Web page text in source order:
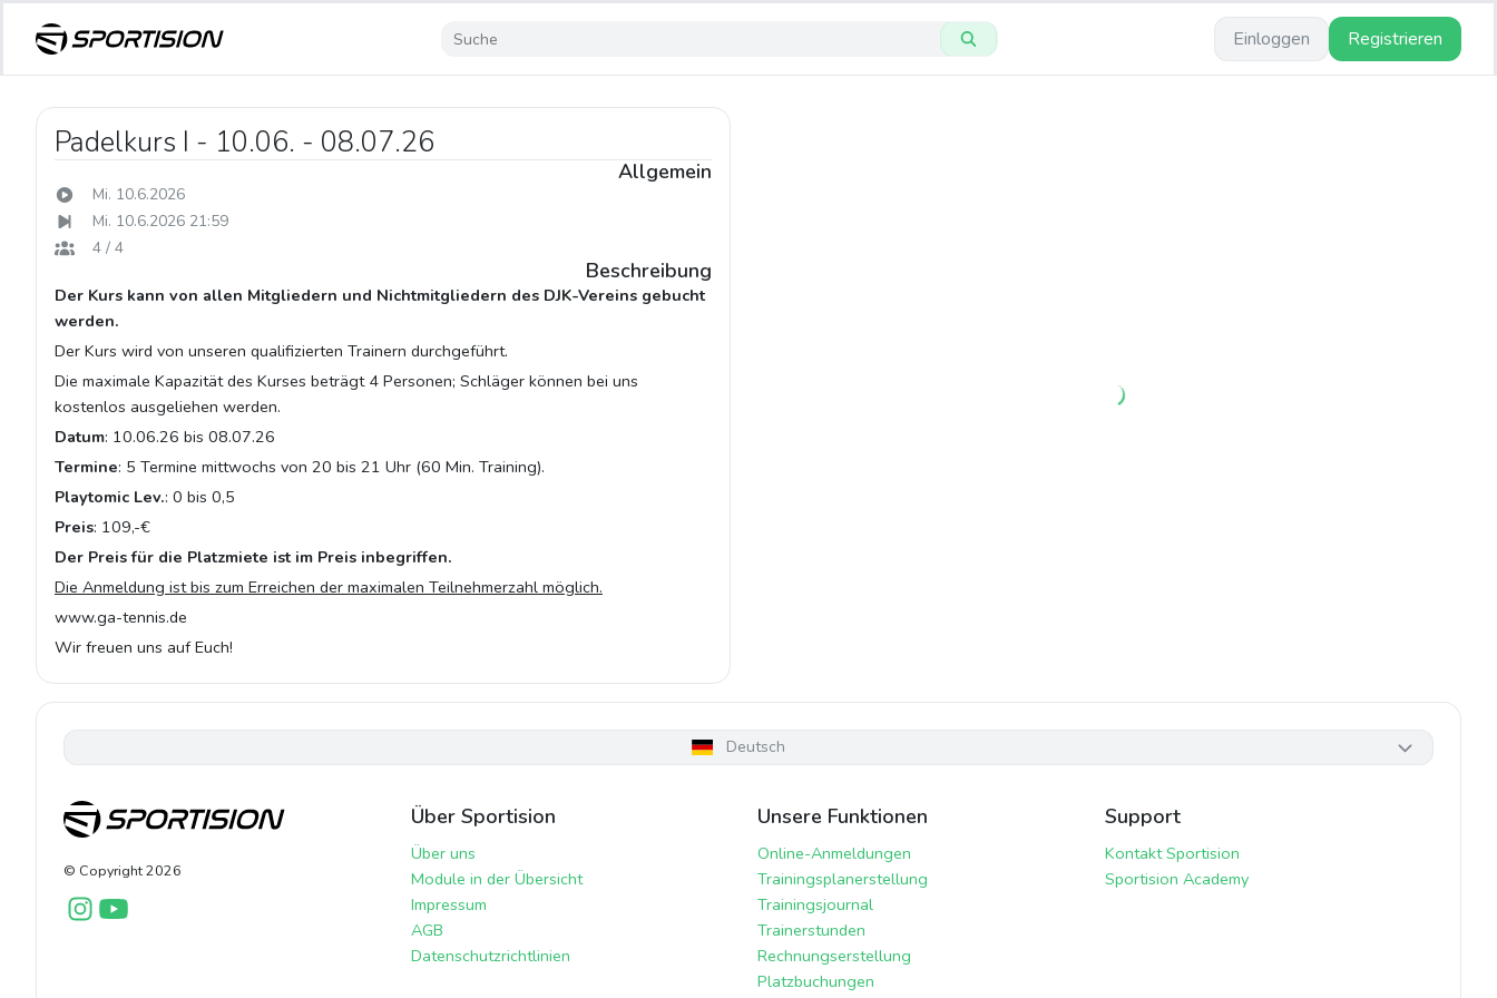
Einloggen Registrieren
Padelkurs I - 10.06. - 08.07.26
Allgemein
Mi. 10.6.2026
Mi. 10.6.2026 21:59
4 / 4
Beschreibung
Der Kurs kann von allen Mitgliedern und Nichtmitgliedern des DJK-Vereins gebucht
werden.
Der Kurs wird von unseren qualifizierten Trainern durchgeführt.
Die maximale Kapazität des Kurses beträgt 4 Personen; Schläger können bei uns
kostenlos ausgeliehen werden.
Datum: 10.06.26 bis 08.07.26
Termine: 5 Termine mittwochs von 20 bis 21 Uhr (60 Min. Training).
Playtomic Lev.: 0 bis 0,5
Preis: 109,-€
Der Preis für die Platzmiete ist im Preis inbegriffen.
Die Anmeldung ist bis zum Erreichen der maximalen Teilnehmerzahl möglich.
www.ga-tennis.de
Wir freuen uns auf Euch!
Deutsch
© Copyright2026
Über Sportision
Über uns
Module in der Übersicht
Impressum
AGB
Datenschutzrichtlinien
Unsere Funktionen
Online-Anmeldungen
Trainingsplanerstellung
Trainingsjournal
Trainerstunden
Rechnungserstellung
Platzbuchungen
Support
Kontakt Sportision
Sportision Academy